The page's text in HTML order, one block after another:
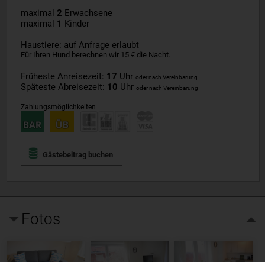
maximal 2 Erwachsene
maximal 1 Kinder
Haustiere: auf Anfrage erlaubt
Für Ihren Hund berechnen wir 15 € die Nacht.
Früheste Anreisezeit: 17 Uhr oder nach Vereinbarung
Späteste Abreisezeit: 10 Uhr oder nach Vereinbarung
Zahlungsmöglichkeiten
Gästebeitrag buchen
Fotos